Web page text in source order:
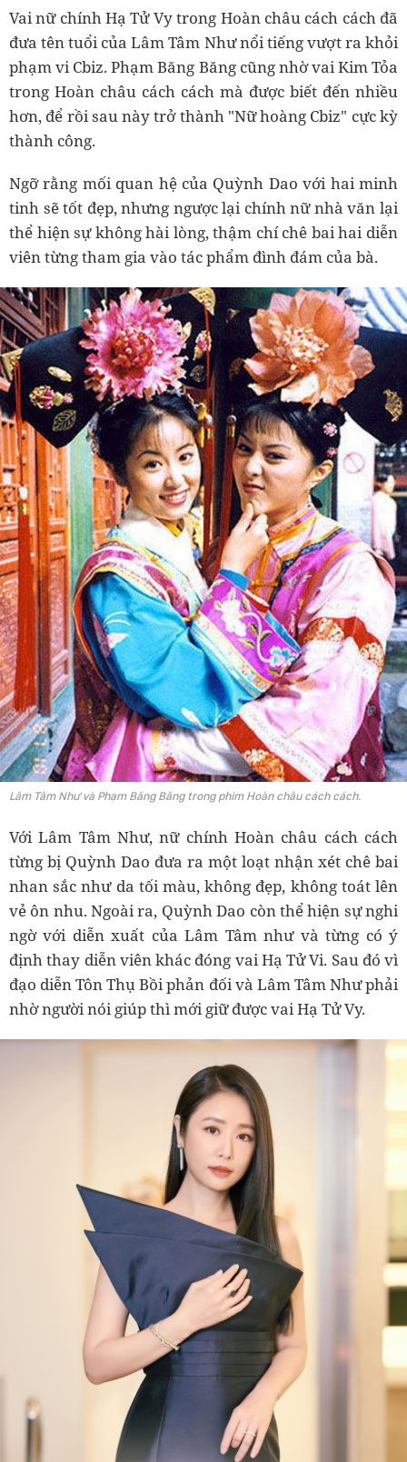
Vai nữ chính Hạ Tử Vy trong Hoàn châu cách cách đã
đưa tên tuổi của Lâm Tâm Như nổi tiếng vượt ra khỏi
phạm vi Cbiz. Phạm Băng Băng cũng nhờ vai Kim Tỏa
trong Hoàn châu cách cách mà được biết đến nhiều
hơn, để rồi sau này trở thành "Nữ hoàng Cbiz" cực kỳ
thành công.
Ngỡ rằng mối quan hệ của Quỳnh Dao với hai minh
tinh sẽ tốt đẹp, nhưng ngược lại chính nữ nhà văn lại
thể hiện sự không hài lòng, thậm chí chê bai hai diễn
viên từng tham gia vào tác phẩm đình đám của bà.
Lâm Tâm Như và Phạm Băng Băng trong phim Hoàn châu cách cách.
Với Lâm Tâm Như, nữ chính Hoàn châu cách cách
từng bị Quỳnh Dao đưa ra một loạt nhận xét chê bai
nhan sắc như da tối màu, không đẹp, không toát lên
vẻ ôn nhu. Ngoài ra, Quỳnh Dao còn thể hiện sự nghi
ngờ với diễn xuất của Lâm Tâm như và từng có ý
định thay diễn viên khác đóng vai Hạ Tử Vi. Sau đó vì
đạo diễn Tôn Thụ Bồi phản đối và Lâm Tâm Như phải
nhờ người nói giúp thì mới giữ được vai Hạ Tử Vy.